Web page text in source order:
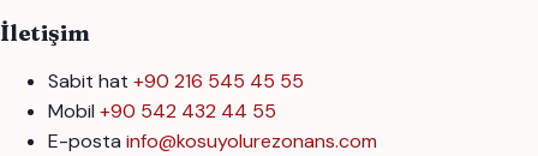
İletişim
Sabit hat +90 216 545 45 55
Mobil +90 542 432 44 55
E-posta info@kosuyolurezonans.com